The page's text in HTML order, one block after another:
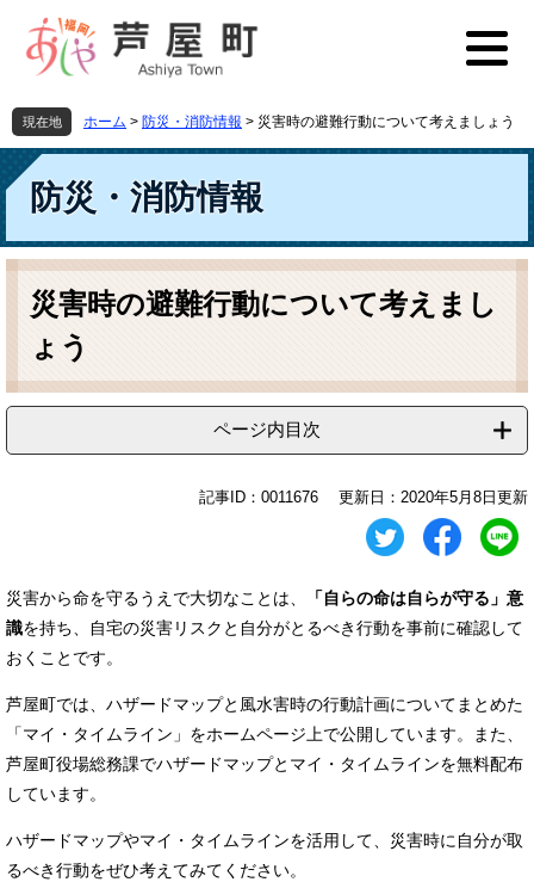
先
頭
す
を
飛
し
本
文
現在地 ホーム > 防災・消防情報 > 災害時の避難行動について考えましょう
防災・消防情報
本
災害時の避難行動について考えまし
ょう
ページ内目次
記事ID：0011676 更新日：2020年5月8日更新
災害から命を守るうえで大切なことは、
「自らの命は自らが守る」意
識を持ち、自宅の災害リスクと自分がとるべき行動を事前に確認して
おくことです。
芦屋町では、ハザードマップと風水害時の行動計画についてまとめた
「マイ・タイムライン」をホームページ上で公開しています。また、
芦屋町役場総務課でハザードマップとマイ・タイムラインを無料配布
しています。
ハザードマップやマイ・タイムラインを活用して、災害時に自分が取
るべき行動をぜひ考えてみてください。